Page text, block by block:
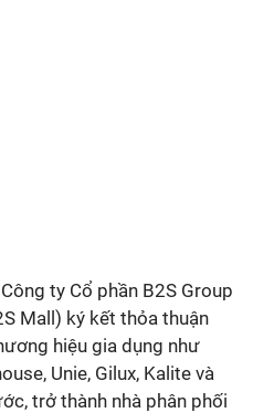
ty Cổ phần B2S Group
Mall) ký kết thỏa thuận
hiệu gia dụng như
Unie, Gilux, Kalite và
trở thành nhà phân phối